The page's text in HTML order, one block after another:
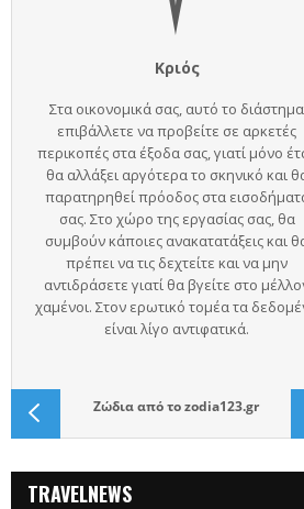
Ζώδιααπό τοzodia123.gr
TRAVELNEWS